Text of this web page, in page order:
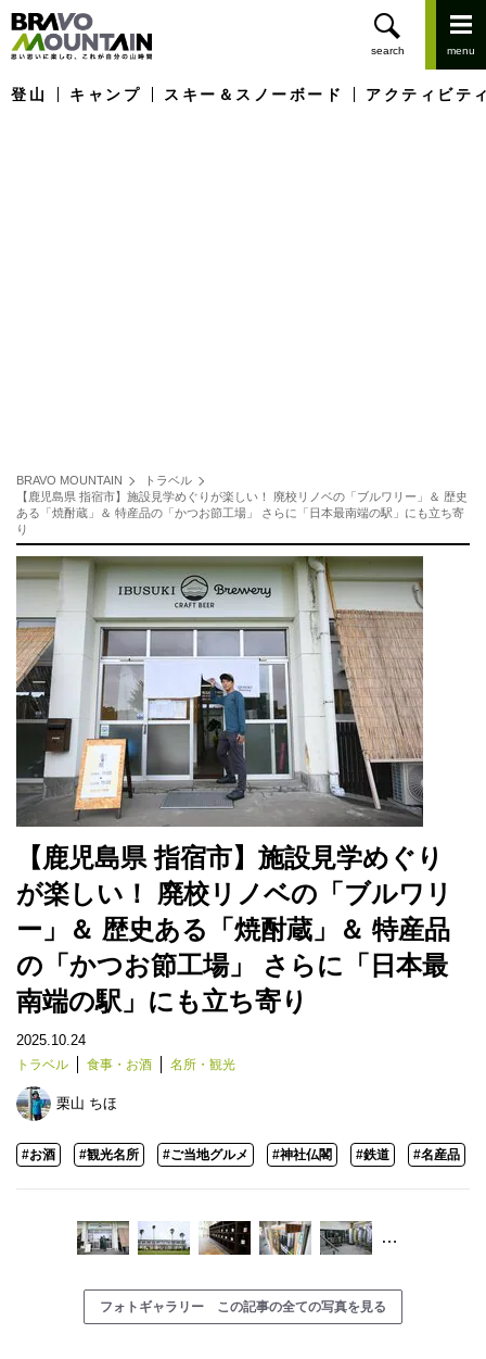
登山 キャンプ スキー＆スノーボード アクティビテ
BRAVO MOUNTAIN
トラベル
【鹿児島県 指宿市】施設見学めぐりが楽しい！ 廃校リノベの「ブルワリー」＆ 歴史
ある「焼酎蔵」＆ 特産品の「かつお節工場」 さらに「日本最南端の駅」にも立ち寄
り
【鹿児島県 指宿市】施設見学めぐり
が楽しい！ 廃校リノベの「ブルワリ
ー」＆ 歴史ある「焼酎蔵」＆ 特産品
の「かつお節工場」 さらに「日本最
南端の駅」にも立ち寄り
2025.10.24
トラベル 食事・お酒 名所・観光
栗山 ちほ
#お酒 #観光名所 #ご当地グルメ #神社仏閣 #鉄道 #名産品
…
フォトギャラリー この記事の全ての写真を見る